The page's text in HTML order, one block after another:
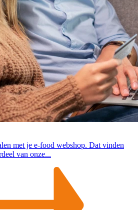
met je e-food webshop. Dat vinden
van onze...